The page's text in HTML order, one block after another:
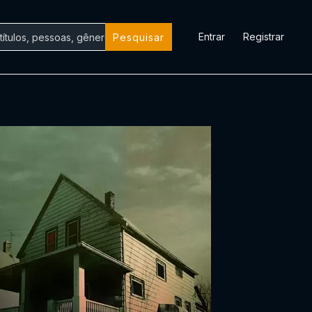
Pesquisar Entrar Registrar